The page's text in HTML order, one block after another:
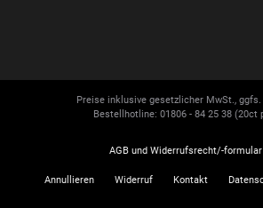
Preise inklusive gesetzlicher MwSt., ggfs.
Bestellhotline: 01806 - 84 25 38 (20ct
AGB und Widerrufsrecht/-formular
Annullieren Widerruf Kontakt